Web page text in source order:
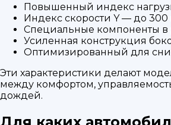
Повышенный индекс
Индекс скорости Y — до 300
Специальные компоненты
Усиленная конструкция
Оптимизированный для
Эти характеристики делают
между комфортом,
дождей.
Для каких